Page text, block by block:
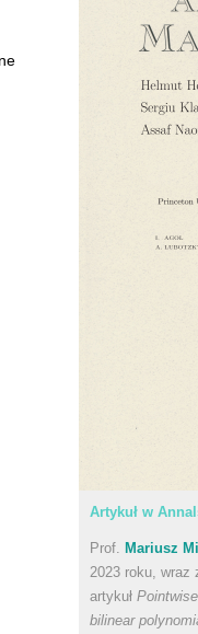
Artykuł w
Prof. Mariusz
2023 roku, wraz
artykuł
bilinear